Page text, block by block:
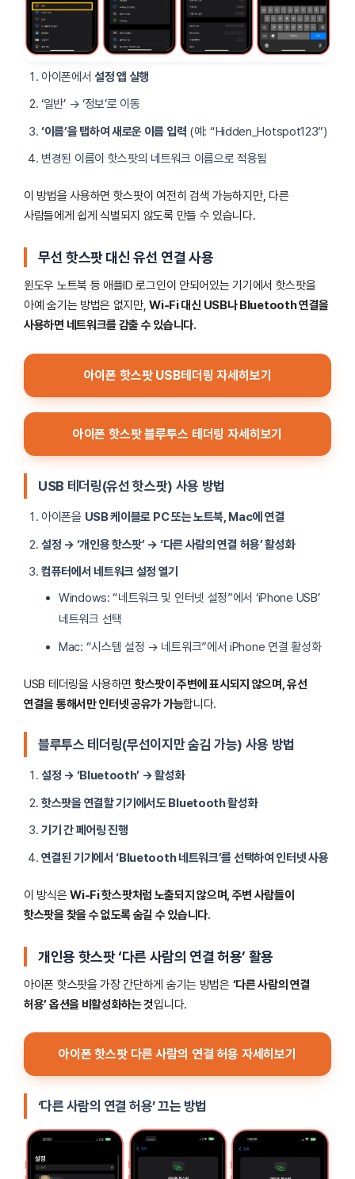
아이폰에서설정 앱 실행
‘일반’ → ‘정보’로 이동
‘이름’을 탭하여 새로운 이름 입력 (예: “Hidden_Hotspot123”)
변경된 이름이 핫스팟의 네트워크 이름으로 적용됨
이 방법을 사용하면 핫스팟이 여전히 검색 가능하지만, 다른
사람들에게 쉽게 식별되지 않도록 만들 수 있습니다.
무선 핫스팟 대신 유선 연결 사용
윈도우 노트북 등 애플ID 로그인이 안되어있는 기기에서 핫스팟을
아예 숨기는 방법은 없지만,Wi-Fi 대신 USB나 Bluetooth 연결을
사용하면 네트워크를 감출 수 있습니다.
아이폰 핫스팟 USB테더링 자세히보기
아이폰 핫스팟 블루투스 테더링 자세히보기
USB 테더링(유선 핫스팟) 사용 방법
아이폰을 USB 케이블로 PC 또는 노트북, Mac에 연결
설정 → ‘개인용 핫스팟’ → ‘다른 사람의 연결 허용’ 활성화
컴퓨터에서 네트워크 설정 열기
Windows: “네트워크 및 인터넷 설정”에서 ‘iPhone USB’
네트워크 선택
Mac: “시스템 설정 → 네트워크”에서 iPhone 연결 활성화
USB 테더링을 사용하면 핫스팟이 주변에 표시되지 않으며, 유선
연결을 통해서만 인터넷 공유가 가능합니다.
블루투스 테더링(무선이지만 숨김 가능) 사용 방법
설정 → ‘Bluetooth’ → 활성화
핫스팟을 연결할 기기에서도 Bluetooth 활성화
기기 간 페어링 진행
연결된 기기에서 ‘Bluetooth 네트워크’를 선택하여 인터넷 사용
이 방식은Wi-Fi 핫스팟처럼 노출되지 않으며, 주변 사람들이
핫스팟을 찾을 수 없도록 숨길 수 있습니다.
개인용 핫스팟 ‘다른 사람의 연결 허용’ 활용
아이폰 핫스팟을 가장 간단하게 숨기는 방법은 ‘다른 사람의 연결
허용’ 옵션을 비활성화하는 것입니다.
아이폰 핫스팟 다른 사람의 연결 허용 자세히보기
‘다른 사람의 연결 허용’ 끄는 방법